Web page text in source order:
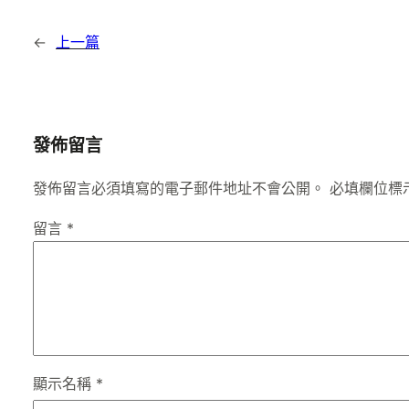
← 上一篇
發佈留言
發佈留言必須填寫的電子郵件地址不會公開。 必填欄位
留言 *
顯示名稱 *